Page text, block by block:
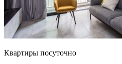
Квартиры посуточно